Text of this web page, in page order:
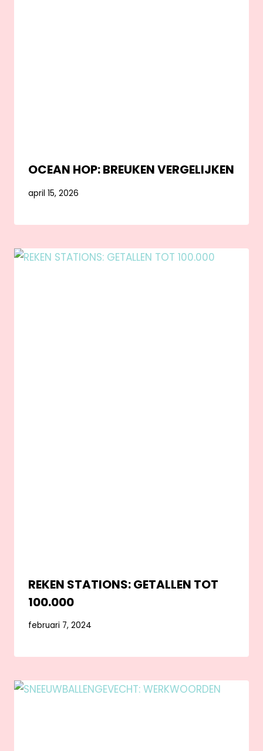
OCEAN HOP: BREUKEN VERGELIJKEN
april 15, 2026
REKEN STATIONS: GETALLEN TOT
100.000
februari 7, 2024